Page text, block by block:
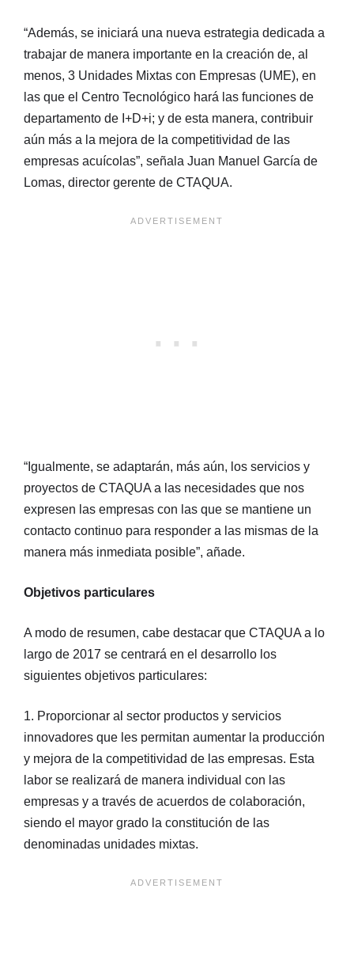
“Además, se iniciará una nueva estrategia dedicada a
trabajar de manera importante en la creación de, al
menos, 3 Unidades Mixtas con Empresas (UME), en
las que el Centro Tecnológico hará las funciones de
departamento de I+D+i; y de esta manera, contribuir
aún más a la mejora de la competitividad de las
empresas acuícolas”, señala Juan Manuel García de
Lomas, director gerente de CTAQUA.
“Igualmente, se adaptarán, más aún, los servicios y
proyectos de CTAQUA a las necesidades que nos
expresen las empresas con las que se mantiene un
contacto continuo para responder a las mismas de la
manera más inmediata posible”, añade.
Objetivos particulares
A modo de resumen, cabe destacar que CTAQUA a lo
largo de 2017 se centrará en el desarrollo los
siguientes objetivos particulares:
1. Proporcionar al sector productos y servicios
innovadores que les permitan aumentar la producción
y mejora de la competitividad de las empresas. Esta
labor se realizará de manera individual con las
empresas y a través de acuerdos de colaboración,
siendo el mayor grado la constitución de las
denominadas unidades mixtas.